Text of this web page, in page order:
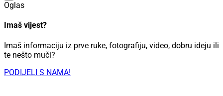
Oglas
Imaš vijest?
Imaš informaciju iz prve ruke, fotografiju, video, dobru ideju ili
te nešto muči?
PODIJELI S NAMA!